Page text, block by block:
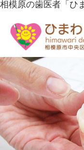
相模原の歯医者「ひ